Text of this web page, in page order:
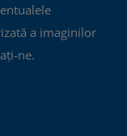
a imaginilor
ne.